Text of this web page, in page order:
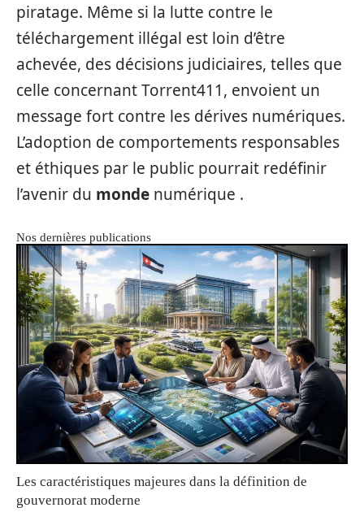
piratage. Même si la lutte contre le
téléchargement illégal est loin d’être
achevée, des décisions judiciaires, telles que
celle concernant Torrent411, envoient un
message fort contre les dérives numériques.
L’adoption de comportements responsables
et éthiques par le public pourrait redéfinir
l’avenir du monde numérique .
Nos dernières publications
Les caractéristiques majeures dans la définition de
gouvernorat moderne